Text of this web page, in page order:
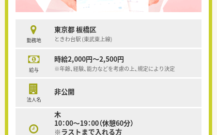
勤務地
東京都 板橋区
ときわ台駅 (東武東上線)
給与
時給2,000円～2,500円
※年齢、経験、能力などを考慮の上、規定により決定
法人名
非公開
木
10：00～19：00（休憩60分）
※ラストまで入れる方